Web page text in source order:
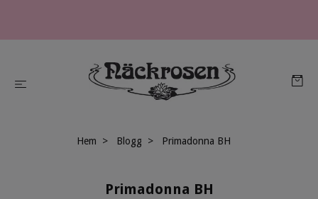
Hem Blogg Primadonna BH
Primadonna BH